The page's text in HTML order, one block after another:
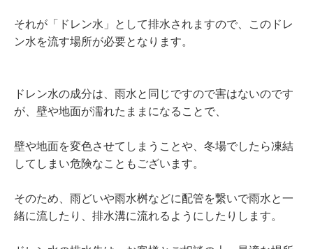
それが「ドレン水」として排水されますので、このドレ
ン水を流す場所が必要となります。
ドレン水の成分は、雨水と同じですので害はないのです
が、壁や地面が濡れたままになることで、
壁や地面を変色させてしまうことや、冬場でしたら凍結
してしまい危険なこともございます。
そのため、雨どいや雨水桝などに配管を繋いで雨水と一
緒に流したり、排水溝に流れるようにしたりします。